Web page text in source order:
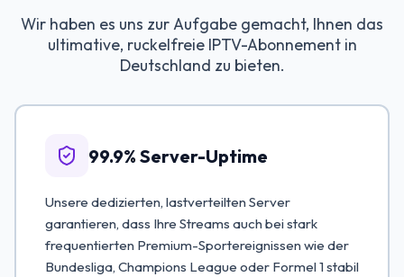
Wir haben es uns zur Aufgabe gemacht, Ihnen das
ultimative, ruckelfreie IPTV-Abonnement in
Deutschland zu bieten.
99.9% Server-Uptime
Unsere dedizierten, lastverteilten Server
garantieren, dass Ihre Streams auch bei stark
frequentierten Premium-Sportereignissen wie der
Bundesliga, Champions League oder Formel 1 stabil